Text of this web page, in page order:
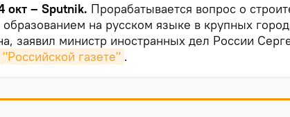
– Sputnik. Прорабатывается вопрос о
на русском языке в крупных
заявил министр иностранных дел России
"Российской газете" .